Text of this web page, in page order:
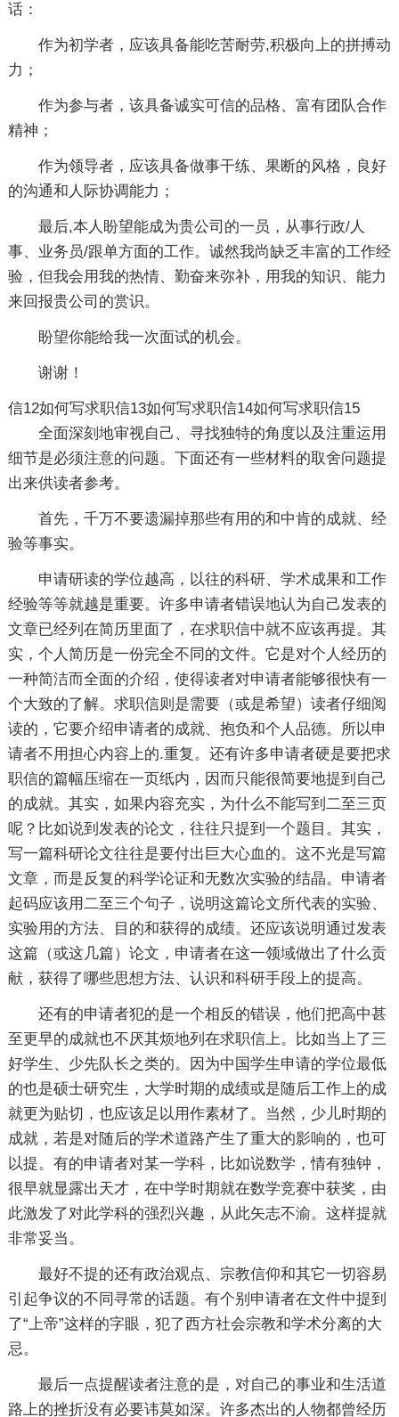
话：
作为初学者，应该具备能吃苦耐劳,积极向上的拼搏动
力；
作为参与者，该具备诚实可信的品格、富有团队合作
精神；
作为领导者，应该具备做事干练、果断的风格，良好
的沟通和人际协调能力；
最后,本人盼望能成为贵公司的一员，从事行政/人
事、业务员/跟单方面的工作。诚然我尚缺乏丰富的工作经
验，但我会用我的热情、勤奋来弥补，用我的知识、能力
来回报贵公司的赏识。
盼望你能给我一次面试的机会。
谢谢！
信12
全面深刻地审视自己、寻找独特的角度以及注重运用
细节是必须注意的问题。下面还有一些材料的取舍问题提
出来供读者参考。
首先，千万不要遗漏掉那些有用的和中肯的成就、经
验等事实。
申请研读的学位越高，以往的科研、学术成果和工作
经验等等就越是重要。许多申请者错误地认为自己发表的
文章已经列在简历里面了，在求职信中就不应该再提。其
实，个人简历是一份完全不同的文件。它是对个人经历的
一种简洁而全面的介绍，使得读者对申请者能够很快有一
个大致的了解。求职信则是需要（或是希望）读者仔细阅
读的，它要介绍申请者的成就、抱负和个人品德。所以申
请者不用担心内容上的.重复。还有许多申请者硬是要把求
职信的篇幅压缩在一页纸内，因而只能很简要地提到自己
的成就。其实，如果内容充实，为什么不能写到二至三页
呢？比如说到发表的论文，往往只提到一个题目。其实，
写一篇科研论文往往是要付出巨大心血的。这不光是写篇
文章，而是反复的科学论证和无数次实验的结晶。申请者
起码应该用二至三个句子，说明这篇论文所代表的实验、
实验用的方法、目的和获得的成绩。还应该说明通过发表
这篇（或这几篇）论文，申请者在这一领域做出了什么贡
献，获得了哪些思想方法、认识和科研手段上的提高。
还有的申请者犯的是一个相反的错误，他们把高中甚
至更早的成就也不厌其烦地列在求职信上。比如当上了三
好学生、少先队长之类的。因为中国学生申请的学位最低
的也是硕士研究生，大学时期的成绩或是随后工作上的成
就更为贴切，也应该足以用作素材了。当然，少儿时期的
成就，若是对随后的学术道路产生了重大的影响的，也可
以提。有的申请者对某一学科，比如说数学，情有独钟，
很早就显露出天才，在中学时期就在数学竞赛中获奖，由
此激发了对此学科的强烈兴趣，从此矢志不渝。这样提就
非常妥当。
最好不提的还有政治观点、宗教信仰和其它一切容易
引起争议的不同寻常的话题。有个别申请者在文件中提到
了“上帝”这样的字眼，犯了西方社会宗教和学术分离的大
忌。
最后一点提醒读者注意的是，对自己的事业和生活道
路上的挫折没有必要讳莫如深。许多杰出的人物都曾经历
如何写求职信13如何写求职信14如何写求职信15